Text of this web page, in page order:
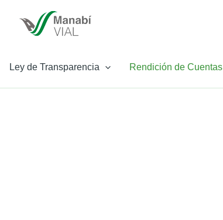
Ley de Transparencia Rendición de Cuentas